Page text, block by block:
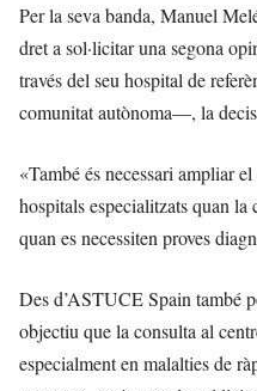
Per la seva banda, Manuel
dret a sol·licitar una segona
través del seu hospital de
comunitat autònoma—, la
«També és necessari ampliar
hospitals especialitzats quan
quan es necessiten proves
Des d’ASTUCE Spain també
objectiu que la consulta al
especialment en malalties de